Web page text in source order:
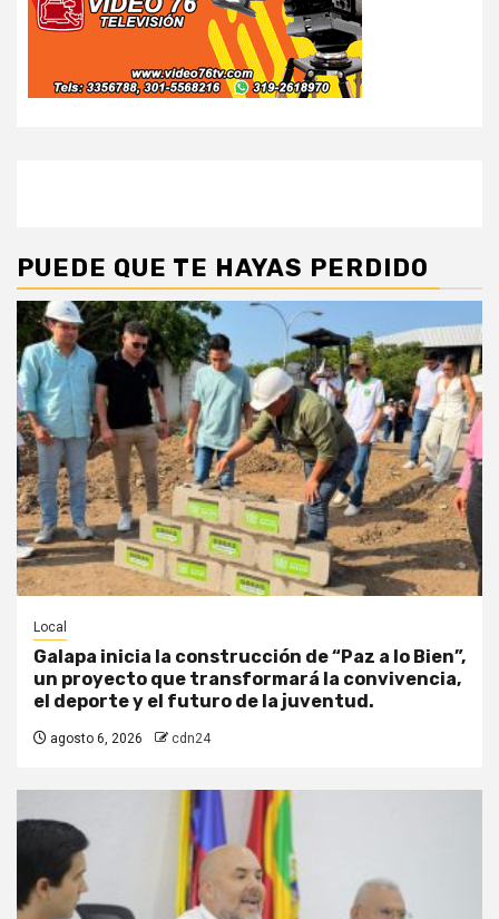
PUEDE QUE TE HAYAS PERDIDO
Local
Galapa inicia la construcción de “Paz a lo Bien”,
un proyecto que transformará la convivencia,
el deporte y el futuro de la juventud.
agosto 6, 2026 cdn24